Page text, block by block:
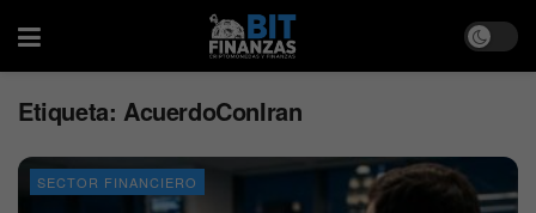
Etiqueta: AcuerdoConIran
SECTOR FINANCIERO